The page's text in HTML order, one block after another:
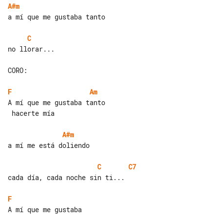
A#m
a mí que me gustaba tanto
C
no llorar...
CORO:
F
Am
A mí que me gustaba tanto
A#m
a mí me está doliendo
C
C7
cada día, cada noche sin ti...
F
A mí que me gustaba